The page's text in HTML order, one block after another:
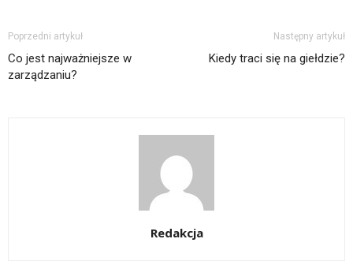
Poprzedni artykuł
Co jest najważniejsze w
zarządzaniu?
Następny artykuł
Kiedy traci się na giełdzie?
Redakcja